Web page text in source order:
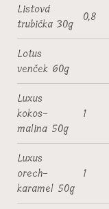
Listová
trubička 30g
0,8
Lotus
venček 60g
Luxus
kokos-
malina 50g
1
Luxus
orech-
karamel 50g
1